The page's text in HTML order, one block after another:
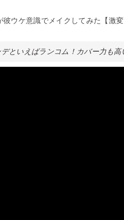
彼ウケ意識でメイクしてみた【激
といえばランコム！カバー力も高